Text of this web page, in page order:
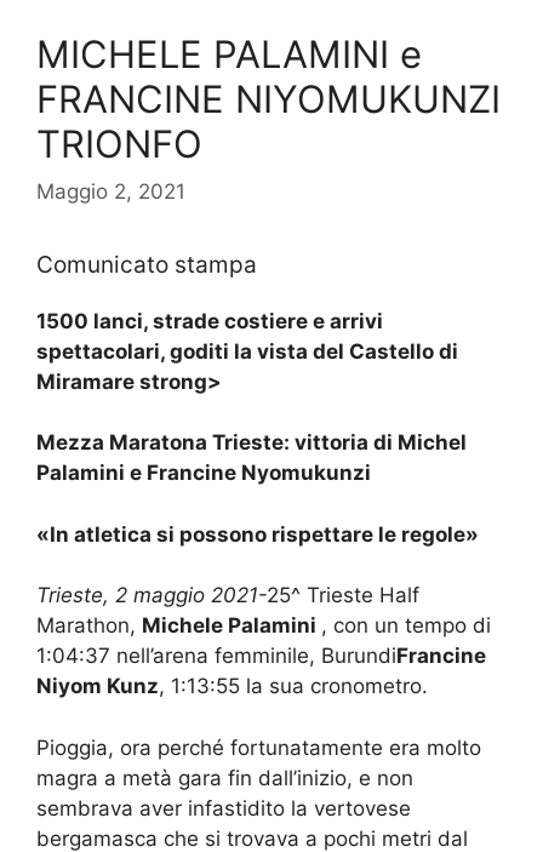
MICHELE PALAMINI e
FRANCINE NIYOMUKUNZI
TRIONFO
Maggio 2, 2021
Comunicato stampa
1500 lanci, strade costiere e arrivi
spettacolari, goditi la vista del Castello di
Miramare strong>
Mezza Maratona Trieste: vittoria di Michel
Palamini e Francine Nyomukunzi
«In atletica si possono rispettare le regole»
Trieste, 2 maggio 2021-25^ Trieste Half
Marathon, Michele Palamini , con un tempo di
1:04:37 nell’arena femminile, BurundiFrancine
Niyom Kunz, 1:13:55 la sua cronometro.
Pioggia, ora perché fortunatamente era molto
magra a metà gara fin dall’inizio, e non
sembrava aver infastidito la vertovese
bergamasca che si trovava a pochi metri dal